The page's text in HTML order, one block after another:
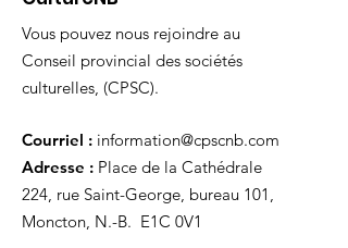
Vous pouvez nous rejoindre au
Conseil provincial des sociétés
culturelles, (CPSC).
Courriel : information@cpscnb.com
Adresse : Place de la Cathédrale
224, rue Saint-George, bureau 101,
Moncton, N.-B. E1C 0V1